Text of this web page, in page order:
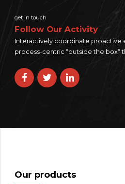
get in touch
Follow Our Activity
Interactively coordinate proactive
process-centric “outside the box“
Our products